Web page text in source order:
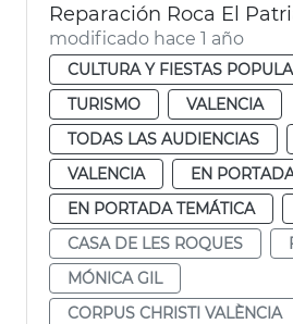
modificado hace 1 año
CULTURA Y FIESTAS
TURISMO
VALENCIA
TODAS LAS AUDIENCIAS
VALENCIA
EN
EN PORTADA TEMÁTICA
CASA DE LES ROQUES
MÓNICA GIL
CORPUS CHRISTI VALÈNCIA